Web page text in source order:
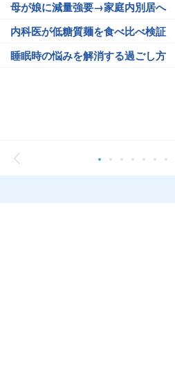
母が娘に減量強要→家庭内別居へ
内科医が低糖質麺を食べ比べ検証
睡眠時の悩みを解消する過ごし方